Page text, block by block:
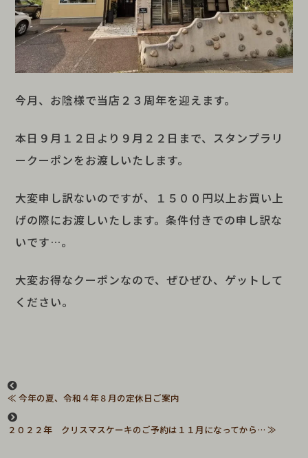
今月、お陰様で当店２３周年を迎えます。
本日９月１２日より９月２２日まで、スタンプラリ
ークーポンをお渡しいたします。
大変申し訳ないのですが、１５００円以上お買い上
げの際にお渡しいたします。条件付きでの申し訳な
いです…。
大変お得なクーポンなので、ぜひぜひ、ゲットして
ください。
今年の夏、令和４年８月の定休日ご案内
２０２２年 クリスマスケーキのご予約は１１月になってから…